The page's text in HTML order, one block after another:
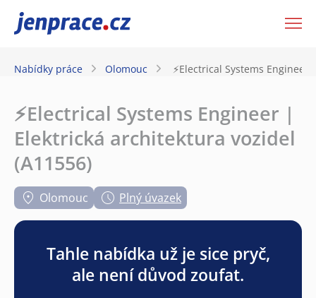
JenPráce.cz
Nabídky práce Olomouc ⚡Electrical Systems
⚡Electrical Systems Engineer |
Elektrická architektura vozidel
(A11556)
Olomouc Plný úvazek
Tahle nabídka už je sice pryč,
ale není důvod zoufat.